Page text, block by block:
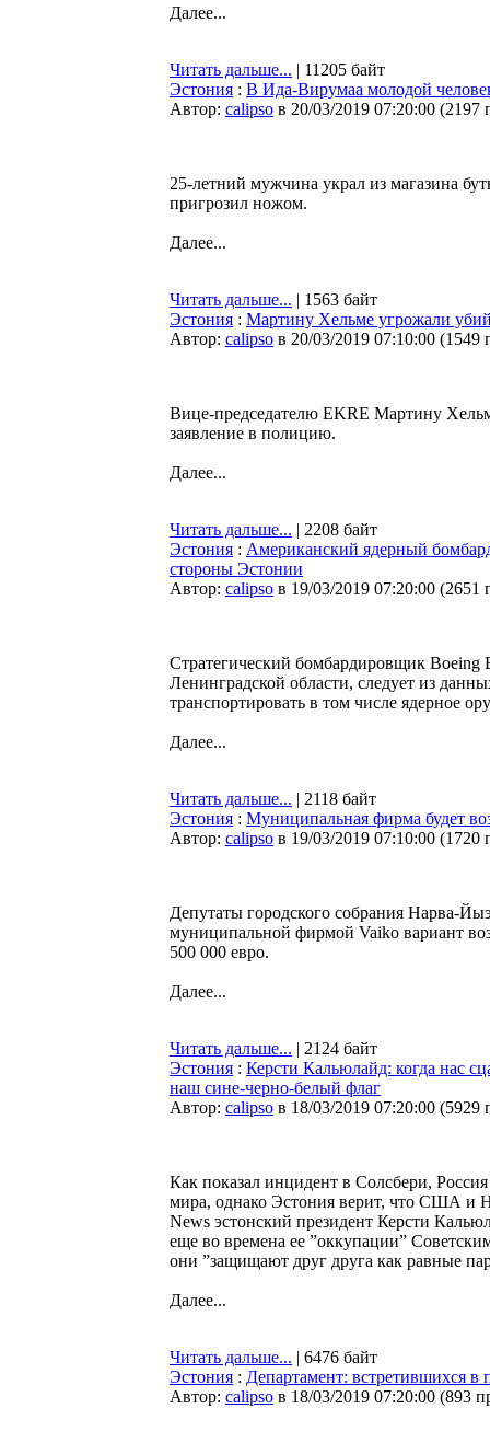
Далее...
Читать дальше... | 11205 байт
Эстония : В Ида-Вирумаа молодой
Автор: calipso в 20/03/2019 07:20:00 (2197
25-летний мужчина украл из магазина
пригрозил ножом.
Далее...
Читать дальше... | 1563 байт
Эстония : Мартину Хельме угрожали
Автор: calipso в 20/03/2019 07:10:00 (1549
Вице-председателю EKRE Мартину
заявление в полицию.
Далее...
Читать дальше... | 2208 байт
Эстония : Американский ядерный
стороны Эстонии
Автор: calipso в 19/03/2019 07:20:00 (2651
Стратегический бомбардировщик
Ленинградской области, следует из
транспортировать в том числе ядерное
Далее...
Читать дальше... | 2118 байт
Эстония : Муниципальная фирма будет
Автор: calipso в 19/03/2019 07:10:00 (1720
Депутаты городского собрания Нарва-
муниципальной фирмой Vaiko вариант
500 000 евро.
Далее...
Читать дальше... | 2124 байт
Эстония : Керсти Кальюлайд: когда нас
наш сине-черно-белый флаг
Автор: calipso в 18/03/2019 07:20:00 (5929
Как показал инцидент в Солсбери,
мира, однако Эстония верит, что США и
News эстонский президент Керсти
еще во времена ее ”оккупации”
они ”защищают друг друга как равные
Далее...
Читать дальше... | 6476 байт
Эстония : Департамент: встретившихся
Автор: calipso в 18/03/2019 07:20:00 (893